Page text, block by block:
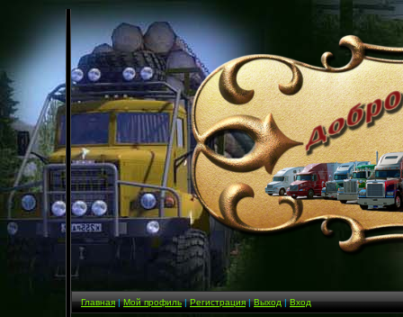
Главная|Мой профиль|Регистрация|Выход|Вход